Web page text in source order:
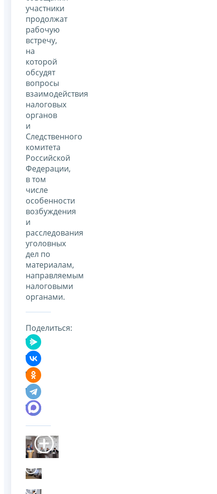
участники
продолжат
рабочую
встречу,
на
которой
обсудят
вопросы
взаимодействия
налоговых
органов
и
Следственного
комитета
Российской
Федерации,
в том
числе
особенности
возбуждения
и
расследования
уголовных
дел по
материалам,
направляемым
налоговыми
органами.
Поделиться: